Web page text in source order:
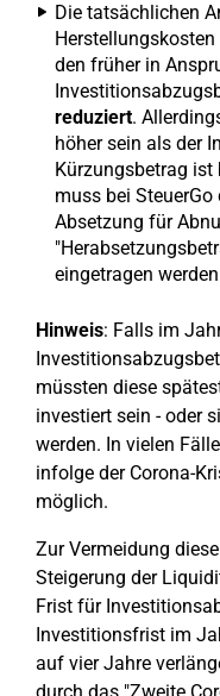
Die tatsächlichen
den früher in
reduziert.
höher sein als der
Kürzungsbetrag
muss bei
Absetzung für
eingetragen
Hinweis: Falls im
müssten diese
investiert sein - oder
werden. In vielen
infolge der Corona-
möglich.
Zur Vermeidung
Steigerung der
Frist für
Investitionsfrist im
auf vier Jahre